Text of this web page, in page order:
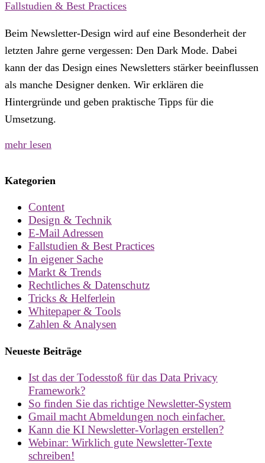
Fallstudien & Best Practices
Beim Newsletter-Design wird auf eine Besonderheit der
letzten Jahre gerne vergessen: Den Dark Mode. Dabei
kann der das Design eines Newsletters stärker beeinflussen
als manche Designer denken. Wir erklären die
Hintergründe und geben praktische Tipps für die
Umsetzung.
mehr lesen
Kategorien
Content
Design & Technik
E-Mail Adressen
Fallstudien & Best Practices
In eigener Sache
Markt & Trends
Rechtliches & Datenschutz
Tricks & Helferlein
Whitepaper & Tools
Zahlen & Analysen
Neueste Beiträge
Ist das der Todesstoß für das Data Privacy
Framework?
So finden Sie das richtige Newsletter-System
Gmail macht Abmeldungen noch einfacher.
Kann die KI Newsletter-Vorlagen erstellen?
Webinar: Wirklich gute Newsletter-Texte
schreiben!